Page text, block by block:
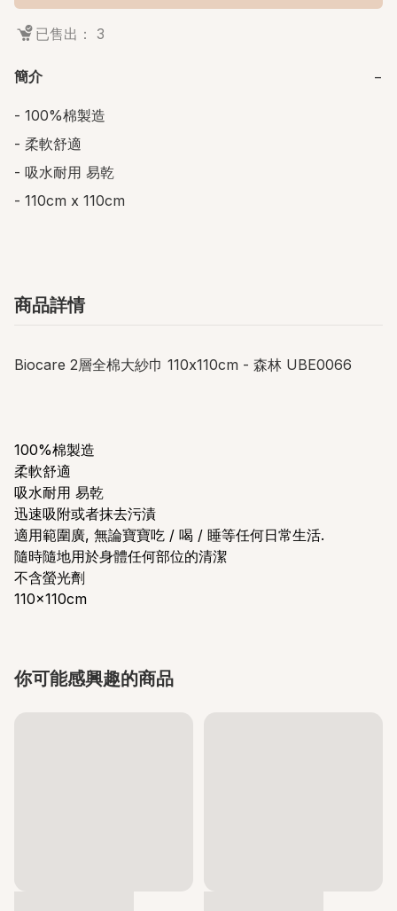
已售出： 3
簡介 −
- 100%棉製造
- 柔軟舒適
- 吸水耐用 易乾
- 110cm x 110cm
商品詳情
Biocare 2層全棉大紗巾 110x110cm - 森林 UBE0066
100%棉製造
柔軟舒適
吸水耐用 易乾
迅速吸附或者抹去污漬
適用範圍廣, 無論寶寶吃 / 喝 / 睡等任何日常生活.
隨時隨地用於身體任何部位的清潔
不含螢光劑
110x110cm
你可能感興趣的商品